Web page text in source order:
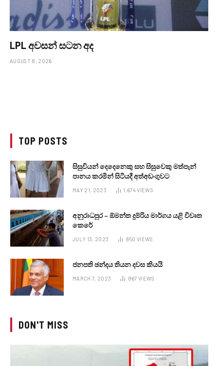
LPL අවසන් සටන අද
AUGUST 8, 2026
TOP POSTS
සිසුවියන් දෙදෙනෙකු සහ සිසුවෙකු මත්පැන්
පානය කරමින් සිටියදී අත්අඩංගුවට
MAY 21, 2023 1,674VIEWS
අනුරාධපුර – ඕමන්ත දුම්රිය මාර්ගය යළි විවෘත
කෙරේ
JULY 13, 2023 950 VIEWS
ජනපති ඡන්දය තියන දවස කියයි
MARCH 7, 2023 867 VIEWS
DON'T MISS